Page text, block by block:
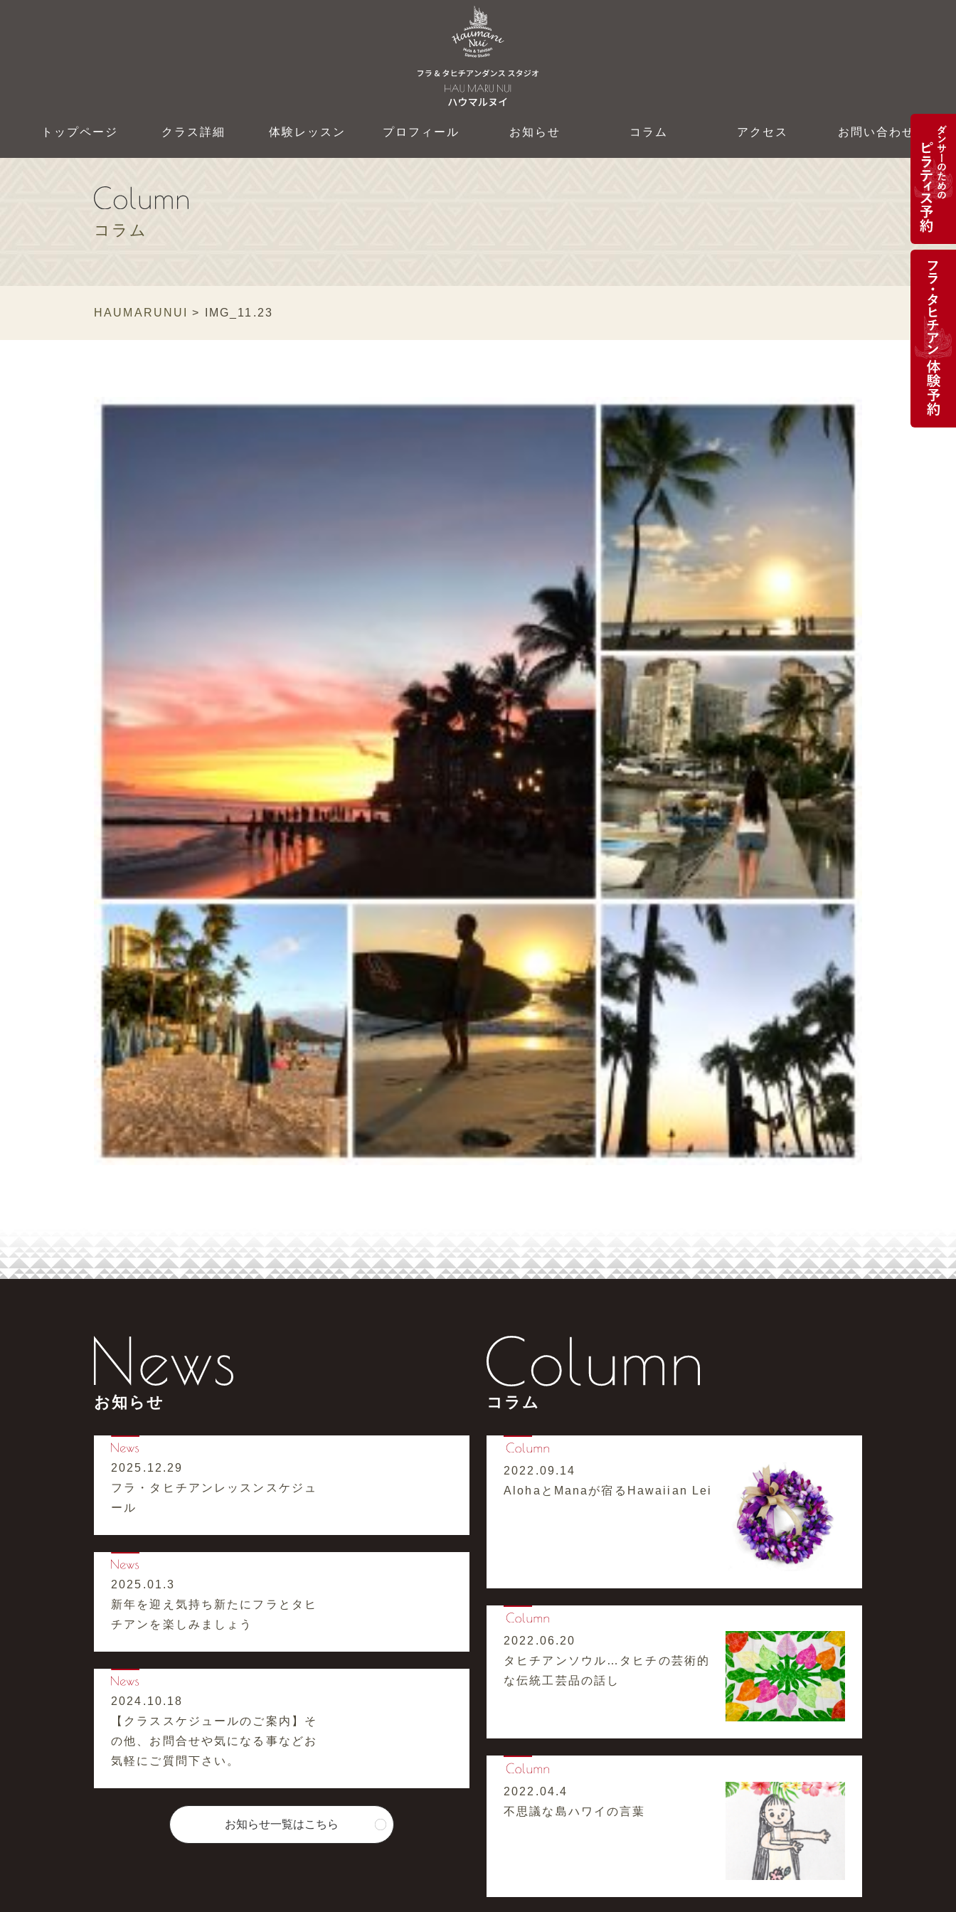
トップページ クラス詳細 体験レッスン プロフィール お知らせ コラム アクセス お問い合わせ
コラム
HAUMARUNUI > IMG_11.23
お知らせ
2025.12.29
フラ・タヒチアンレッスンスケジュ
ール
2025.01.3
新年を迎え気持ち新たにフラとタヒ
チアンを楽しみましょう
2024.10.18
【クラススケジュールのご案内】そ
の他、お問合せや気になる事などお
気軽にご質問下さい。
お知らせ一覧はこちら
コラム
2022.09.14
AlohaとManaが宿るHawaiian Lei
2022.06.20
タヒチアンソウル…タヒチの芸術的
な伝統工芸品の話し
2022.04.4
不思議な島ハワイの言葉